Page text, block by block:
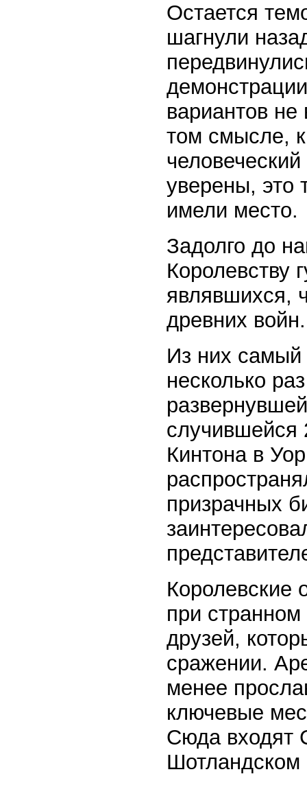
Остается
шагнули
вариантов
том смысле,
уверены, это
имели место.
Задолго до
Королевству
являвшихся,
древних войн.
Из них самый
несколько
случившейся
Кинтона в
призрачных
Королевские
при
друзей,
сражении.
менее
ключевые
Сюда входят
Шотландском